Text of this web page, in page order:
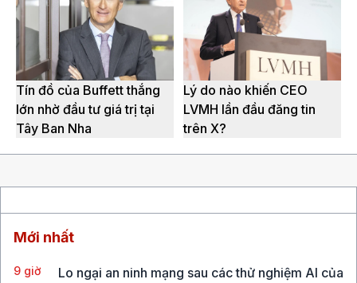
Tín đồ của Buffett thắng
lớn nhờ đầu tư giá trị tại
Tây Ban Nha
Lý do nào khiến CEO
LVMH lần đầu đăng tin
trên X?
Mới nhất
9 giờ
Lo ngại an ninh mạng sau các thử nghiệm AI của